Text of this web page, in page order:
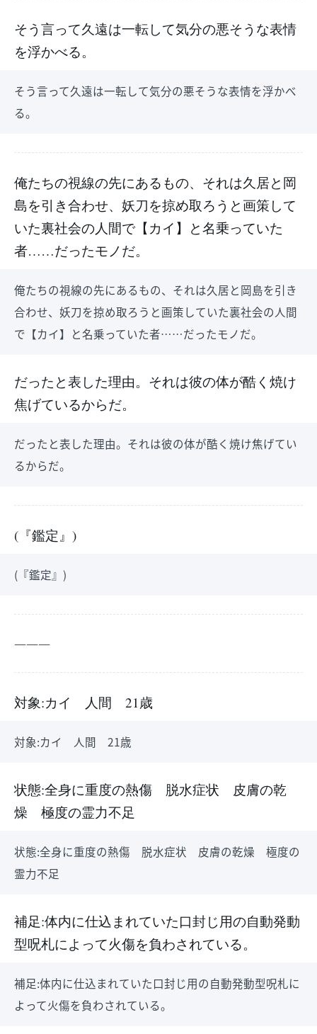
そう言って久遠は一転して気分の悪そうな表情
を浮かべる。
そう言って久遠は一転して気分の悪そうな表情を浮かべ
る。
俺たちの視線の先にあるもの、それは久居と岡
島を引き合わせ、妖刀を掠め取ろうと画策して
いた裏社会の人間で【カイ】と名乗っていた
者……だったモノだ。
俺たちの視線の先にあるもの、それは久居と岡島を引き
合わせ、妖刀を掠め取ろうと画策していた裏社会の人間
で【カイ】と名乗っていた者……だったモノだ。
だったと表した理由。それは彼の体が酷く焼け
焦げているからだ。
だったと表した理由。それは彼の体が酷く焼け焦げてい
るからだ。
(『鑑定』)
(『鑑定』)
―――
対象:カイ 人間 21歳
対象:カイ 人間 21歳
状態:全身に重度の熱傷 脱水症状 皮膚の乾
燥 極度の霊力不足
状態:全身に重度の熱傷 脱水症状 皮膚の乾燥 極度の
霊力不足
補足:体内に仕込まれていた口封じ用の自動発動
型呪札によって火傷を負わされている。
補足:体内に仕込まれていた口封じ用の自動発動型呪札に
よって火傷を負わされている。